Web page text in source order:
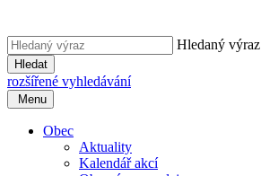
Hledaný výraz
Hledat
rozšířené vyhledávání
Menu
Obec
Aktuality
Kalendář akcí